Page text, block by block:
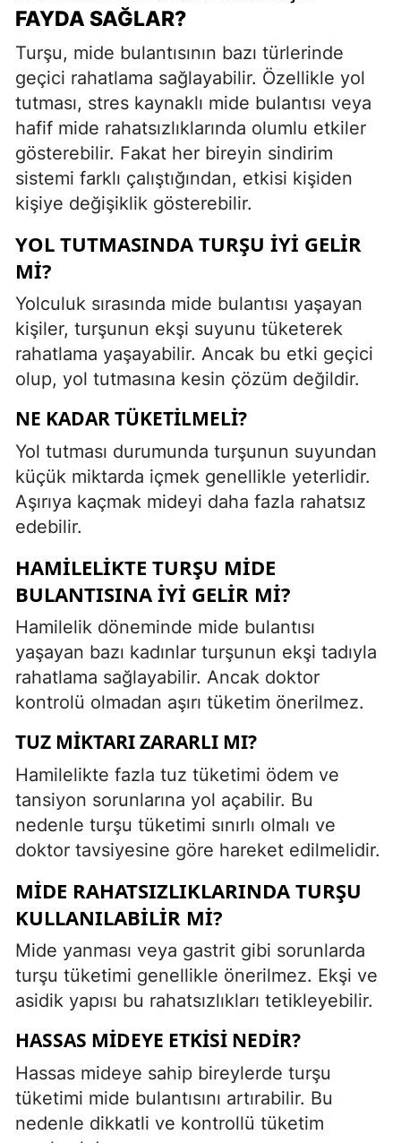
FAYDA SAĞLAR?
Turşu, mide bulantısının bazı türlerinde
geçici rahatlama sağlayabilir. Özellikle yol
tutması, stres kaynaklı mide bulantısı veya
hafif mide rahatsızlıklarında olumlu etkiler
gösterebilir. Fakat her bireyin sindirim
sistemi farklı çalıştığından, etkisi kişiden
kişiye değişiklik gösterebilir.
YOL TUTMASINDA TURŞU İYI GELIR
MI?
Yolculuk sırasında mide bulantısı yaşayan
kişiler, turşunun ekşi suyunu tüketerek
rahatlama yaşayabilir. Ancak bu etki geçici
olup, yol tutmasına kesin çözüm değildir.
NE KADAR TÜKETILMELI?
Yol tutması durumunda turşunun suyundan
küçük miktarda içmek genellikle yeterlidir.
Aşırıya kaçmak mideyi daha fazla rahatsız
edebilir.
HAMILELIKTE TURŞU MIDE
BULANTISINA İYI GELIR MI?
Hamilelik döneminde mide bulantısı
yaşayan bazı kadınlar turşunun ekşi tadıyla
rahatlama sağlayabilir. Ancak doktor
kontrolü olmadan aşırı tüketim önerilmez.
TUZ MIKTARI ZARARLI MI?
Hamilelikte fazla tuz tüketimi ödem ve
tansiyon sorunlarına yol açabilir. Bu
nedenle turşu tüketimi sınırlı olmalı ve
doktor tavsiyesine göre hareket edilmelidir.
MIDE RAHATSIZLIKLARINDA TURŞU
KULLANILABILIR MI?
Mide yanması veya gastrit gibi sorunlarda
turşu tüketimi genellikle önerilmez. Ekşi ve
asidik yapısı bu rahatsızlıkları tetikleyebilir.
HASSAS MIDEYE ETKISI NEDIR?
Hassas mideye sahip bireylerde turşu
tüketimi mide bulantısını artırabilir. Bu
nedenle dikkatli ve kontrollü tüketim